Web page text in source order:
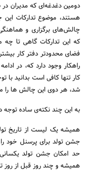
دومین دغدغه‌ای که مدیران در
هستند، موضوع تدارکات
چالش‌های برگزاری و
که این تدارکات گاهی تا چه
فضای محدودتر دفتر کار
راهکار وجود دارد که، در
کار تنها کافی است بدانید با
شد، هر دوی این چالش ها
به این چند نکته‌ی ساده توجه
همیشه یک لیست از تاریخ
جشن تولد برای پرسنل خود
حد امکان جشن تولد
همیشه و چند روز قبل از روز